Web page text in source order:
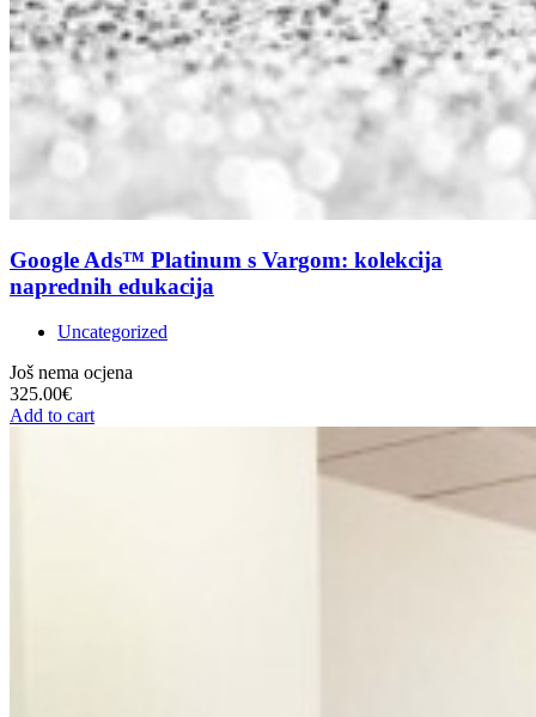
Google Ads™ Platinum s Vargom: kolekcija
naprednih edukacija
Uncategorized
Još nema ocjena
325.00€
Add to cart